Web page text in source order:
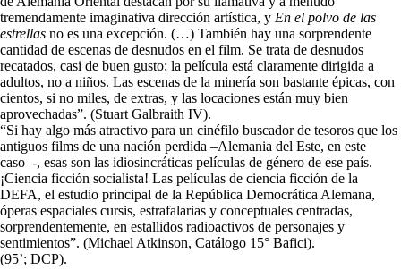
tremendamente imaginativa dirección artística, y En el polvo de las
estrellas no es una excepción. (…) También hay una sorprendente
cantidad de escenas de desnudos en el film. Se trata de desnudos
recatados, casi de buen gusto; la película está claramente dirigida a
adultos, no a niños. Las escenas de la minería son bastante épicas, con
cientos, si no miles, de extras, y las locaciones están muy bien
aprovechadas”. (Stuart Galbraith IV).
“Si hay algo más atractivo para un cinéfilo buscador de tesoros que los
antiguos films de una nación perdida –Alemania del Este, en este
caso–-, esas son las idiosincráticas películas de género de ese país.
¡Ciencia ficción socialista! Las películas de ciencia ficción de la
DEFA, el estudio principal de la República Democrática Alemana,
óperas espaciales cursis, estrafalarias y conceptuales centradas,
sorprendentemente, en estallidos radioactivos de personajes y
sentimientos”. (Michael Atkinson, Catálogo 15° Bafici).
(95’; DCP).